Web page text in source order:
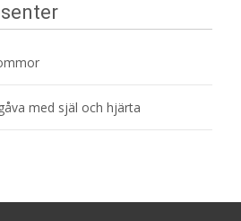
med själ och hjärta